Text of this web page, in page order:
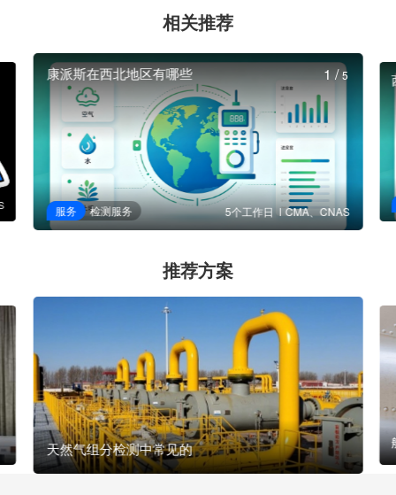
相关推荐
康派斯在西北地区有哪些
服务 检测服务 5个工作日 CMA、CNAS
1/5
推荐方案
天然气组分检测中常见的